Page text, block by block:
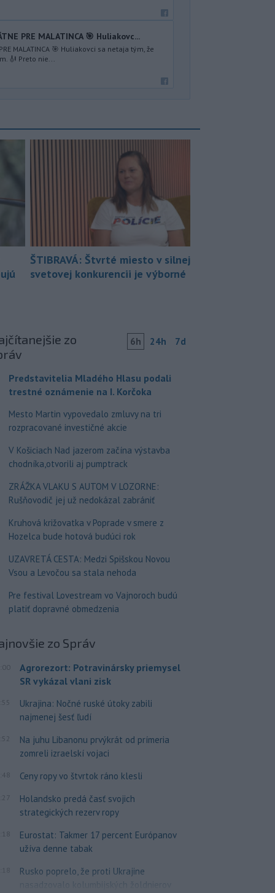
PRE MALATINCA 🎯 Huliakovc...
PRE MALATINCA 🎯 Huliakovci sa netaja tým, že
🎻 Preto nie...
ŠTIBRAVÁ: Štvrté miesto v silnej
svetovej konkurencii je výborné
zo
6h 24h 7d
Predstavitelia Mladého Hlasu podali
trestné oznámenie na I. Korčoka
Mesto Martin vypovedalo zmluvy na tri
rozpracované investičné akcie
V Košiciach Nad jazerom začína výstavba
chodníka,otvorili aj pumptrack
ZRÁŽKA VLAKU S AUTOM V LOZORNE:
Rušňovodič jej už nedokázal zabrániť
Kruhová križovatka v Poprade v smere z
Hozelca bude hotová budúci rok
UZAVRETÁ CESTA: Medzi Spišskou Novou
Vsou a Levočou sa stala nehoda
Pre festival Lovestream vo Vajnoroch budú
platiť dopravné obmedzenia
zo Správ
Agrorezort: Potravinársky priemysel
SR vykázal vlani zisk
Ukrajina: Nočné ruské útoky zabili
najmenej šesť ľudí
Na juhu Libanonu prvýkrát od prímeria
zomreli izraelskí vojaci
Ceny ropy vo štvrtok ráno klesli
Holandsko predá časť svojich
strategických rezerv ropy
Eurostat: Takmer 17 percent Európanov
užíva denne tabak
Rusko poprelo, že proti Ukrajine
nasadzovalo kolumbijských žoldnierov